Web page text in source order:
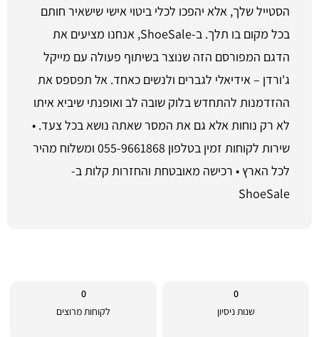
הסטייל שלך, אלא יהפכו לכלי ביטוי אישי שישאיר חותם
בכל מקום בו תלך. ב-ShoeSale, אנחנו מציעים את
הדגם המפורסם הזה שנוצר בשיתוף פעולה עם מייקל
ג'ורדן – אידיאלי לגברים ולנשים כאחד. אל תפספס את
ההזדמנות להתחדש בלוק שובה לב ואופנתי שיביא איתו
לא רק נוחות אלא גם את המסר שאתה נושא בכל צעד. •
שירות לקוחות זמין בטלפון 055-9661868 ומשלוח מהיר
לכל הארץ • רכישה מאובטחת והחזרות קלות ב-
ShoeSale
0
שנות ניסיון
0
לקוחות מרוצים